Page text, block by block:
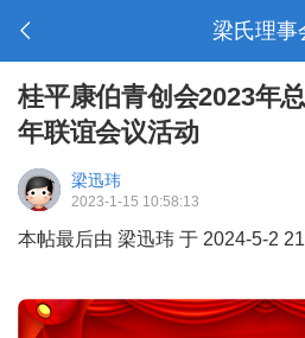
梁氏理事
桂平康伯青创会2023年
年联谊会议活动
梁迅玮
2023-1-15 10:58:13
本帖最后由 梁迅玮 于 2024-5-2